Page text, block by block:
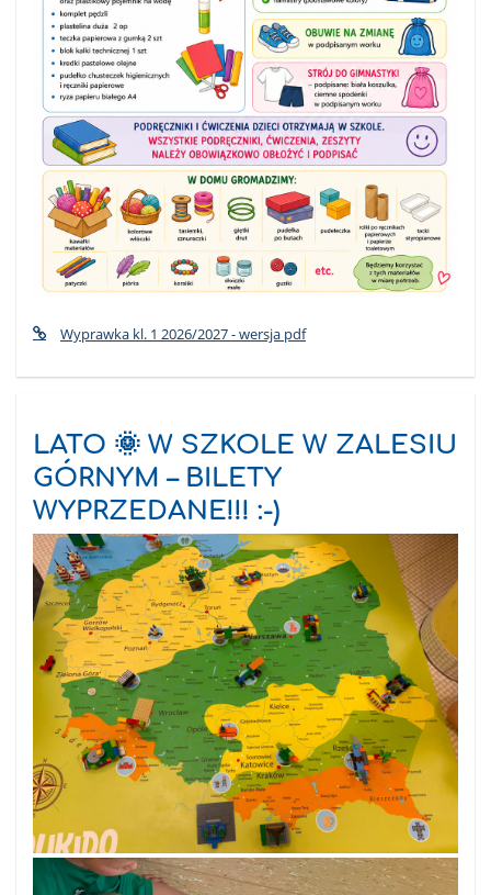
Wyprawka kl. 1 2026/2027 - wersja pdf
LATO 🌞 W SZKOLE W ZALESIU
GÓRNYM – BILETY
WYPRZEDANE!!! :-)